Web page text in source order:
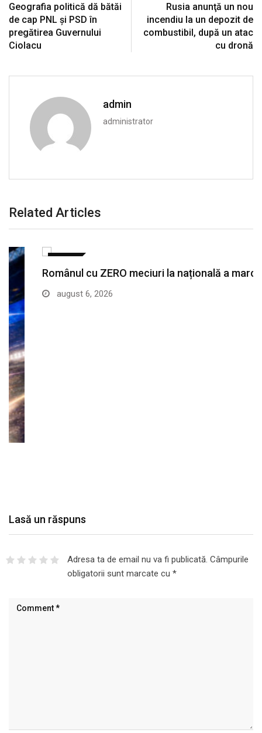
Geografia politică dă bătăi
de cap PNL și PSD în
pregătirea Guvernului
Ciolacu
Rusia anunţă un nou
incendiu la un depozit de
combustibil, după un atac
cu dronă
admin
administrator
Related Articles
Românul cu ZERO meciuri la națională a marcat…
august 6, 2026
Lasă un răspuns
Adresa ta de email nu va fi publicată. Câmpurile
obligatorii sunt marcate cu *